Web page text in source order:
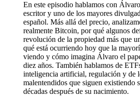
En este episodio hablamos con
escritor y uno de los mayores
español. Más allá del precio,
realmente Bitcoin, por qué algunos
revolución de la propiedad más que
qué está ocurriendo hoy que la
viendo y cómo imagina Álvaro el
diez años. También hablamos de
inteligencia artificial, regulación y de
malentendidos que siguen existiendo
décadas después de su nacimiento.